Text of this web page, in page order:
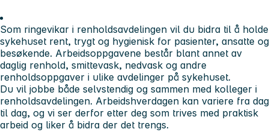
Som ringevikar i renholdsavdelingen vil du bidra til å holde
sykehuset rent, trygt og hygienisk for pasienter, ansatte og
besøkende. Arbeidsoppgavene består blant annet av
daglig renhold, smittevask, nedvask og andre
renholdsoppgaver i ulike avdelinger på sykehuset.
Du vil jobbe både selvstendig og sammen med kolleger i
renholdsavdelingen. Arbeidshverdagen kan variere fra dag
til dag, og vi ser derfor etter deg som trives med praktisk
arbeid og liker å bidra der det trengs.